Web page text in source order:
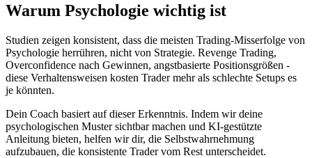
Warum Psychologie wichtig ist
Studien zeigen konsistent, dass die meisten Trading-Misserfolge von
Psychologie herrühren, nicht von Strategie. Revenge Trading,
Overconfidence nach Gewinnen, angstbasierte Positionsgrößen -
diese Verhaltensweisen kosten Trader mehr als schlechte Setups es
je könnten.
Dein Coach basiert auf dieser Erkenntnis. Indem wir deine
psychologischen Muster sichtbar machen und KI-gestützte
Anleitung bieten, helfen wir dir, die Selbstwahrnehmung
aufzubauen, die konsistente Trader vom Rest unterscheidet.